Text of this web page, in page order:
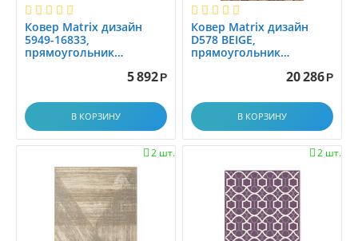
1,6x2.3
1.0
1.0x1.0
1.0x1.45
1.0x1.5
1.0x1.95
1.0x2.0
1.0x2.1
1.0x2.25
Ковер Matrix дизайн
5949-16833,
прямоугольник
5 892 Р
В КОРЗИНУ
Ковер Matrix дизайн
D578 BEIGE,
прямоугольник
20 286 Р
В КОРЗИНУ
2 шт.
 2 шт.
